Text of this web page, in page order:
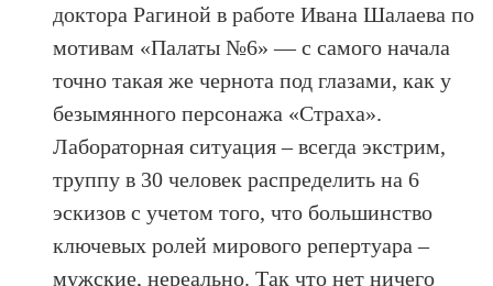
доктора Рагиной в работе Ивана Шалаева по
мотивам «Палаты №6» — с самого начала
точно такая же чернота под глазами, как у
безымянного персонажа «Страха».
Лабораторная ситуация – всегда экстрим,
труппу в 30 человек распределить на 6
эскизов с учетом того, что большинство
ключевых ролей мирового репертуара –
мужские, нереально. Так что нет ничего